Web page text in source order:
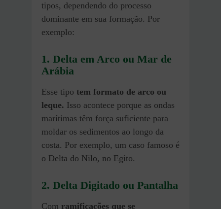
tipos, dependendo do processo
dominante em sua formação. Por
exemplo:
1. Delta em Arco ou Mar de
Arábia
Esse tipo tem formato de arco ou
leque. Isso acontece porque as ondas
marítimas têm força suficiente para
moldar os sedimentos ao longo da
costa. Por exemplo, um caso famoso é
o Delta do Nilo, no Egito.
2. Delta Digitado ou Pantalha
Com ramificações que se